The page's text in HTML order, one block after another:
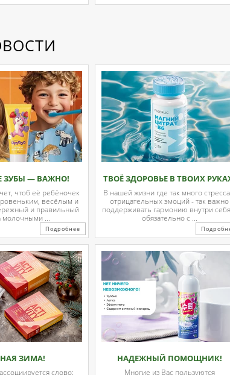
ЗУБЫ — ВАЖНО!
чтоб её ребёночек
весёлым и
и правильный
молочными ...
Подробнее
ТВОЁ ЗДОРОВЬЕ В ТВОИХ
В нашей жизни где так много
отрицательных эмоций - так важно
поддерживать гармонию внутри
обязательно с ...
ЗИМА!
слово:
НАДЕЖНЫЙ ПОМОЩНИК!
Многие из Вас пользуются